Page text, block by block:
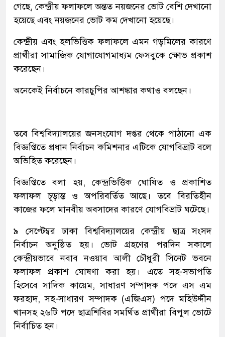
গেছে, কেন্দ্রীয় ফলাফলে অন্তত নয়জনের ভোট বেশি দেখানো
হয়েছে এবং নয়জনের ভোট কম দেখানো হয়েছে।
কেন্দ্রীয় এবং হলভিত্তিক ফলাফলে এমন গড়মিলের কারণে
প্রার্থীরা সামাজিক যোগাযোগমাধ্যম ফেসবুকে ক্ষোভ প্রকাশ
করেছেন।
অনেকেই নির্বাচনে কারচুপির আশঙ্কার কথাও বলছেন।
তবে বিশ্ববিদ্যালয়ের জনসংযোগ দপ্তর থেকে পাঠানো এক
বিজ্ঞপ্তিতে প্রধান নির্বাচন কমিশনার এটিকে যোগবিভ্রাট বলে
অভিহিত করেছেন।
বিজ্ঞপ্তিতে বলা হয়, কেন্দ্রভিত্তিক ঘোষিত ও প্রকাশিত
ফলাফল চূড়ান্ত ও অপরিবর্তিত আছে। তবে বিরতিহীন
কাজের ফলে মানবীয় অবসাদের কারণে যোগবিভ্রাট ঘটেছে।
৯ সেপ্টেম্বর ঢাকা বিশ্ববিদ্যালয়ের কেন্দ্রীয় ছাত্র সংসদ
নির্বাচন অনুষ্ঠিত হয়। ভোট গ্রহণের পরদিন সকালে
কেন্দ্রীয়ভাবে নবাব নওয়াব আলী চৌধুরী সিনেট ভবনে
ফলাফল প্রকাশ ঘোষণা করা হয়। এতে সহ-সভাপতি
হিসেবে সাদিক কায়েম, সাধারণ সম্পাদক পদে এস এম
ফরহাদ, সহ-সাধারণ সম্পাদক (এজিএস) পদে মহিউদ্দীন
খানসহ ২৬টি পদে ছাত্রশিবির সমর্থিত প্রার্থীরা বিপুল ভোটে
নির্বাচিত হন।